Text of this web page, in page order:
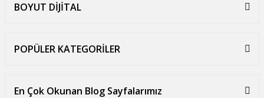
BOYUT DİJİTAL
POPÜLER KATEGORİLER
En Çok Okunan Blog Sayfalarımız